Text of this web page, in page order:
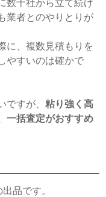
業者とのやりとりが
に、複数見積もりを
やすいのは確かで
ですが、粘り強く高
一括査定がおすすめ
品です。